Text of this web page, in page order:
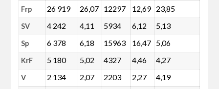
Frp 26 919 26,07 12297 12,69 23,85
SV 4 242 4,11 5934 6,12 5,13
Sp 6 378 6,18 15963 16,47 5,06
KrF 5 180 5,02 4327 4,46 4,27
V 2 134 2,07 2203 2,27 4,19